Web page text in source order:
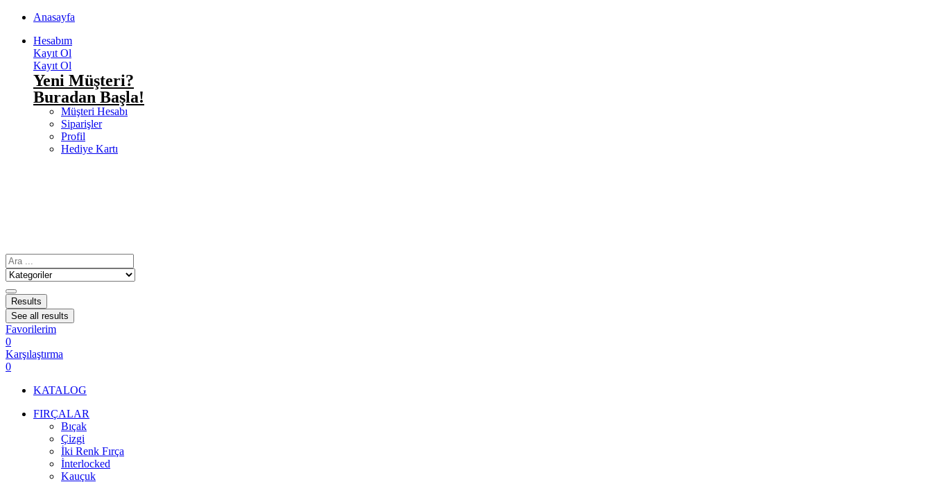
Anasayfa
Hesabım
Kayıt Ol
Kayıt Ol
Yeni Müşteri?
Buradan Başla!
Müşteri Hesabı
Siparişler
Profil
Hediye Kartı
Results
See all results
Favorilerim
0
Karşılaştırma
0
KATALOG
FIRÇALAR
Bıçak
Çizgi
İki Renk Fırça
İnterlocked
Kauçuk